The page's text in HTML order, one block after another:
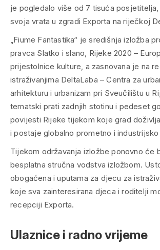
je pogledalo više od 7 tisuća
svoja vrata u zgradi Exporta na riječkoj
„Fiume Fantastika“ je središnja izložba
pravca Slatko i slano, Rijeke 2020 –
prijestolnice kulture, a zasnovana je na
istraživanjima DeltaLaba – Centra za
arhitekturu i urbanizam pri Sveučilištu u
tematski prati zadnjih stotinu i pedeset
povijesti Rijeke tijekom koje grad
i postaje globalno prometno i
Tijekom održavanja izložbe ponovno će
besplatna stručna vodstva izložbom.
obogaćena i uputama za djecu za
koje sva zainteresirana djeca i roditelji
recepciji Exporta.
Ulaznice i radno vrijeme